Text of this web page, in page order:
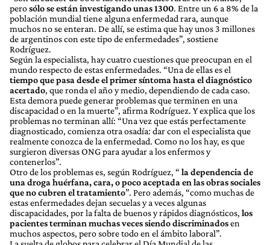
perosólo se están investigando unas 1300. Entre un 6 a 8% de la
población mundial tiene alguna enfermedad rara, aunque
muchos no se enteran. De allí, se estima que hay unos 3 millones
de argentinos con este tipo de enfermedades”, sostiene
Rodríguez.
Según la especialista, hay cuatro cuestiones que preocupan en el
mundo respecto de estas enfermedades. “Una de ellas es el
tiempo que pasa desde el primer síntoma hasta el diagnóstico
acertado, que ronda el año y medio, dependiendo de cada caso.
Esta demora puede generar problemas que terminen en una
discapacidad o en la muerte”, afirma Rodríguez. Y explica que los
problemas no terminan allí: “Una vez que estás perfectamente
diagnosticado, comienza otra osadía: dar con el especialista que
realmente conozca de la enfermedad. Como no los hay, es que
surgieron diversas ONG para ayudar a los enfermos y
contenerlos”.
Otro de los problemas es, según Rodríguez, “ la dependencia de
una droga huérfana, cara, o poco aceptada en las obras sociales
que no cubren el tratamiento”. Pero además, “como muchas de
estas enfermedades dejan secuelas y a veces algunas
discapacidades, por la falta de buenos y rápidos diagnósticos, los
pacientes terminan muchas veces siendo discriminadosen
muchos aspectos, pero sobre todo en el ámbito laboral”.